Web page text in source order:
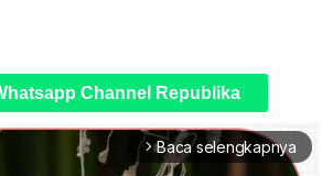
Channel Republika
arrow_forward_ios Baca selengkapnya